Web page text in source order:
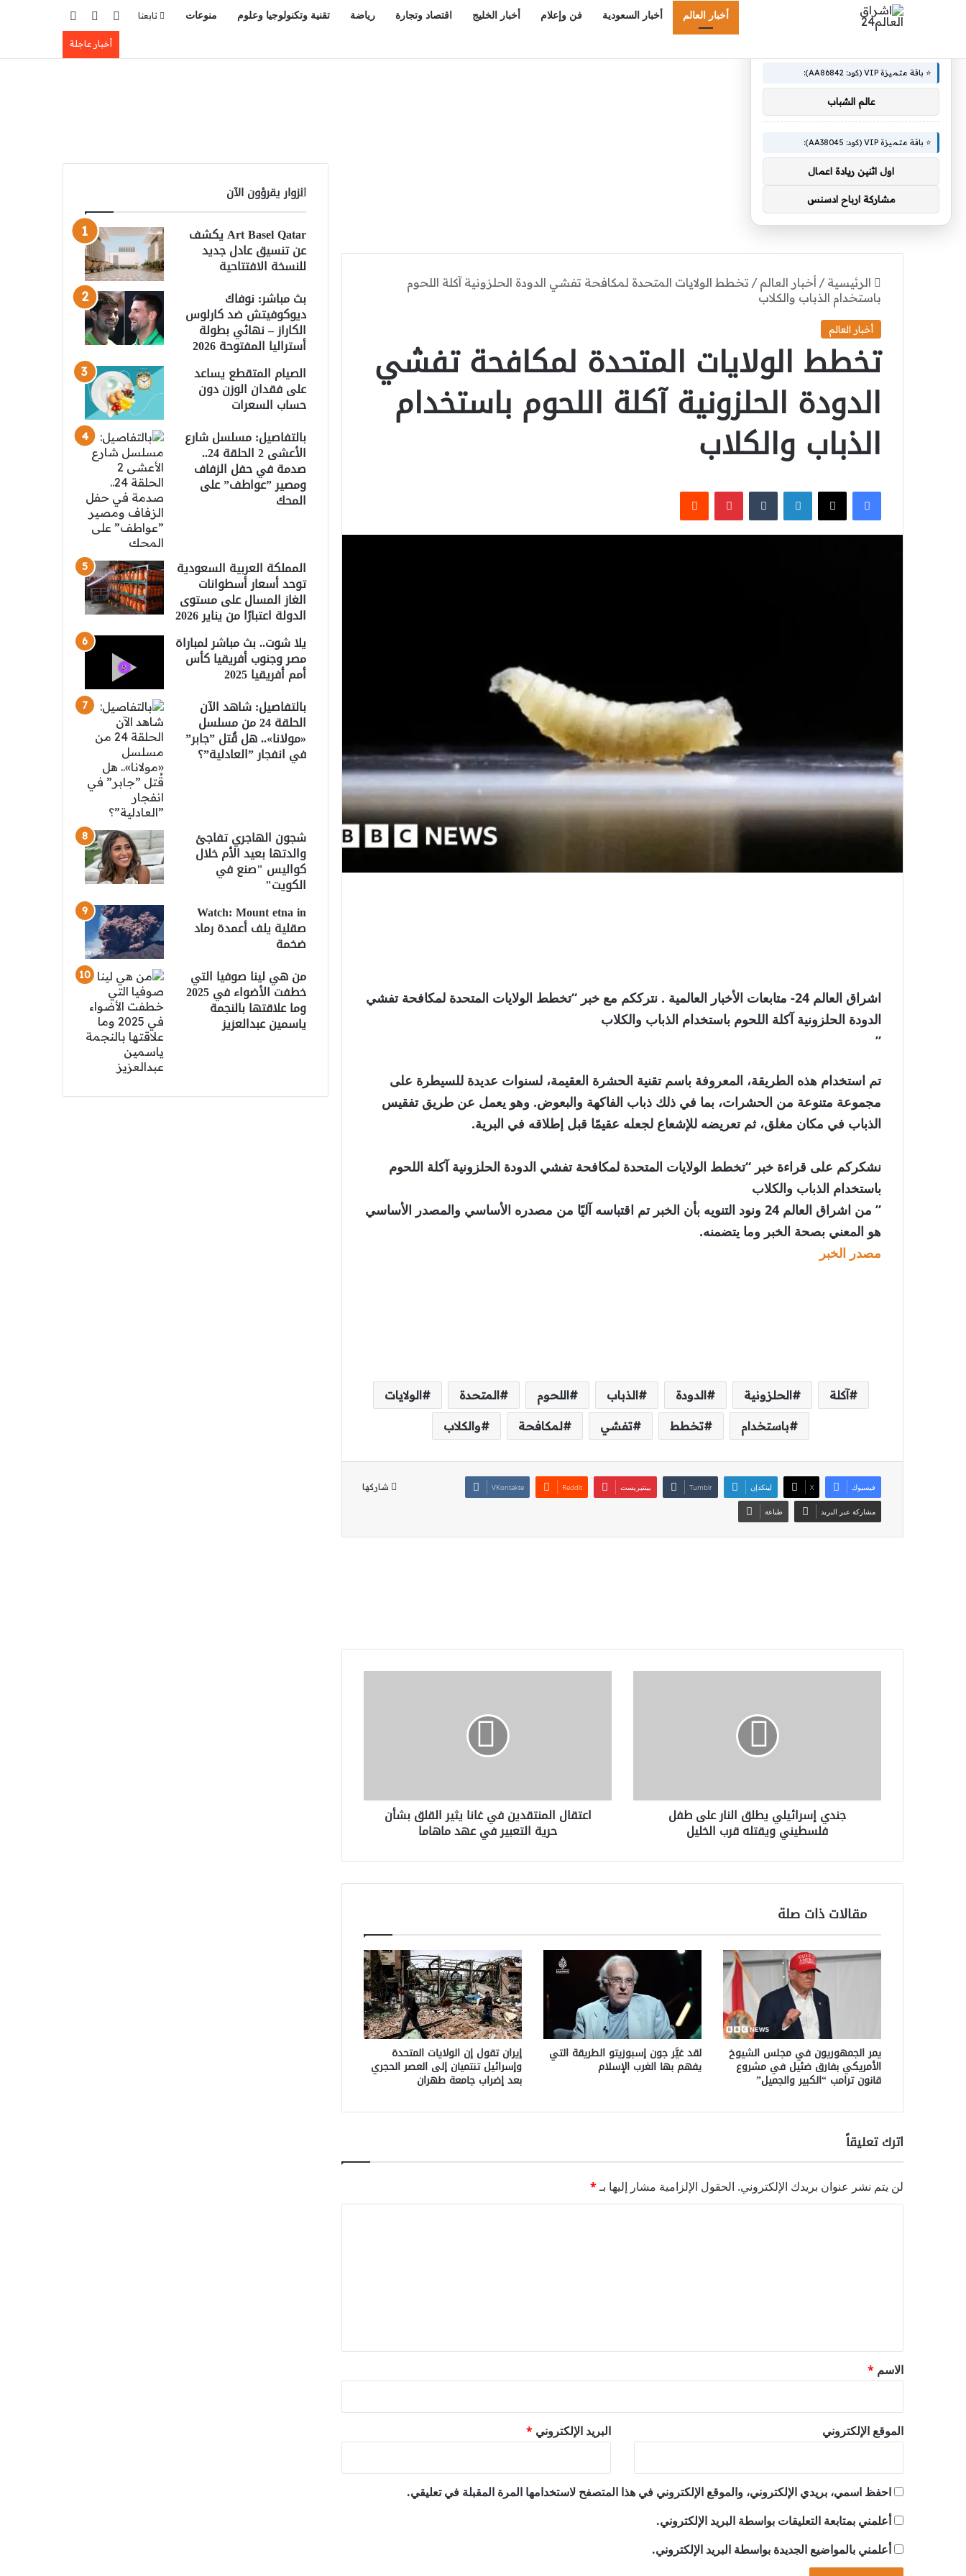
أخبار العالم أخبار السعودية فن وإعلام أخبار الخليج اقتصاد وتجارة رياضة تقنية وتكنولوجيا وعلوم منوعات تابعنا تسجيل الدخول
إضافة عمود
أخبار عاجلة
الرئيسية / أخبار العالم / تخطط الولايات المتحدة لمكافحة تفشي الدودة الحلزونية آكلة اللحوم
باستخدام الذباب والكلاب
أخبار العالم
تخطط الولايات المتحدة لمكافحة تفشي
الدودة الحلزونية آكلة اللحوم باستخدام
الذباب والكلاب
فيسبوك
‫X لينكدإن بينتيريست
اشراق العالم 24- متابعات الأخبار العالمية . نترككم مع خبر “تخطط الولايات المتحدة لمكافحة تفشي
الدودة الحلزونية آكلة اللحوم باستخدام الذباب والكلاب
”
تم استخدام هذه الطريقة، المعروفة باسم تقنية الحشرة العقيمة، لسنوات عديدة للسيطرة على
مجموعة متنوعة من الحشرات، بما في ذلك ذباب الفاكهة والبعوض. وهو يعمل عن طريق تفقيس
الذباب في مكان مغلق، ثم تعريضه للإشعاع لجعله عقيمًا قبل إطلاقه في البرية.
نشكركم على قراءة خبر “تخطط الولايات المتحدة لمكافحة تفشي الدودة الحلزونية آكلة اللحوم
باستخدام الذباب والكلاب
” من اشراق العالم 24 ونود التنويه بأن الخبر تم اقتباسه آليًا من مصدره الأساسي والمصدر الأساسي
هو المعني بصحة الخبر وما يتضمنه.
مصدر الخبر
آكلة الحلزونية الدودة الذباب اللحوم المتحدة الولايات
باستخدام تخطط تفشي لمكافحة والكلاب
شاركها فيسبوك ‫X لينكدإن بينتيريست
مشاركة عبر البريد طباعة
التعبير
اعتقال المنتقدين في غانا يثير القلق بشأن
حرية التعبير في عهد ماهاما
قرب
جندي إسرائيلي يطلق النار على طفل
فلسطيني ويقتله قرب الخليل
مقالات ذات صلة
إيران تقول إن الولايات المتحدة
وإسرائيل تنتميان إلى العصر الحجري
بعد إضراب جامعة طهران
لقد غيَّر جون إسبوزيتو الطريقة التي
يفهم بها الغرب الإسلام
يمر الجمهوريون في مجلس الشيوخ
الأمريكي بفارق ضئيل في مشروع
قانون ترامب “الكبير والجميل”
اترك تعليقاً
لن يتم نشر عنوان بريدك الإلكتروني. الحقول الإلزامية مشار إليها بـ*
*
الاسم *
البريد الإلكتروني * الموقع الإلكتروني
احفظ اسمي، بريدي الإلكتروني، والموقع الإلكتروني في هذا المتصفح لاستخدامها المرة المقبلة في تعليقي.
أعلمني بمتابعة التعليقات بواسطة البريد الإلكتروني.
أعلمني بالمواضيع الجديدة بواسطة البريد الإلكتروني.
الزوار يقرؤون الآن
Art Basel Qatar يكشف
عن تنسيق عادل جديد
للنسخة الافتتاحية
بث مباشر: نوفاك
ديوكوفيتش ضد كارلوس
الكاراز – نهائي بطولة
أستراليا المفتوحة 2026
الصيام المتقطع يساعد
على فقدان الوزن دون
حساب السعرات
بالتفاصيل: مسلسل شارع
الأعشى 2 الحلقة 24..
صدمة في حفل الزفاف
ومصير ”عواطف” على
المحك
المملكة العربية السعودية
توحد أسعار أسطوانات
الغاز المسال على مستوى
الدولة اعتبارًا من يناير 2026
يلا شوت.. بث مباشر لمباراة
مصر وجنوب أفريقيا كأس
أمم أفريقيا 2025
بالتفاصيل: شاهد الآن
الحلقة 24 من مسلسل
«مولانا».. هل قُتل ”جابر”
في انفجار ”العادلية”؟
شجون الهاجري تفاجئ
والدتها بعيد الأم خلال
كواليس "صنع في
الكويت"
Watch: Mount etna in
صقلية يلف أعمدة رماد
ضخمة
من هي لينا صوفيا التي
خطفت الأضواء في 2025
وما علاقتها بالنجمة
ياسمين عبدالعزيز
⭐ باقة متميزة VIP (كود: AA86842):
عالم الشباب
⭐ باقة متميزة VIP (كود: AA38045):
اول اثنين ريادة اعمال
مشاركة ارباح ادسنس